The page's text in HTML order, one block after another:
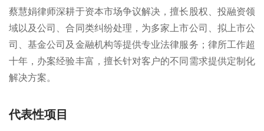
蔡慧娟律师深耕于资本市场争议解决，擅长股权、投融资领
域以及公司、合同类纠纷处理，为多家上市公司、拟上市公
司、基金公司及金融机构等提供专业法律服务；律所工作超
十年，办案经验丰富，擅长针对客户的不同需求提供定制化
解决方案。
代表性项目